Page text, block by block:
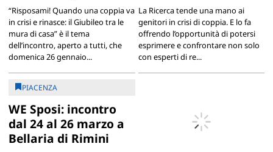
“Risposami! Quando una coppia va
in crisi e rinasce: il Giubileo tra le
mura di casa” è il tema
dell’incontro, aperto a tutti, che
domenica 26 gennaio...
La Ricerca tende una mano ai
genitori in crisi di coppia. E lo fa
offrendo l’opportunità di potersi
esprimere e confrontare non solo
con esperti di re...
PIACENZA
WE Sposi: incontro
dal 24 al 26 marzo a
Bellaria di Rimini